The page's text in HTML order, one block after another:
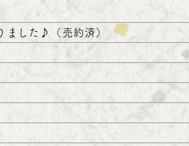
ました♪（売約済）